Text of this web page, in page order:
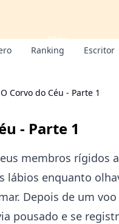
Ranking Escritor
Bônus
O Corvo do Céu - Parte 1
- Parte 1
membros rígidos
lábios enquanto
Depois de um
pousado e se